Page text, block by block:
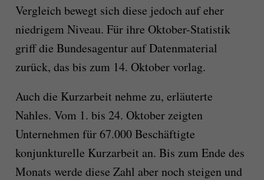
Vergleich bewegt sich diese jedoch auf eher
niedrigem Niveau. Für ihre Oktober-Statistik
griff die Bundesagentur auf Datenmaterial
zurück, das bis zum 14. Oktober vorlag.
Auch die Kurzarbeit nehme zu, erläuterte
Nahles. Vom 1. bis 24. Oktober zeigten
Unternehmen für 67.000 Beschäftigte
konjunkturelle Kurzarbeit an. Bis zum Ende des
Monats werde diese Zahl aber noch steigen und